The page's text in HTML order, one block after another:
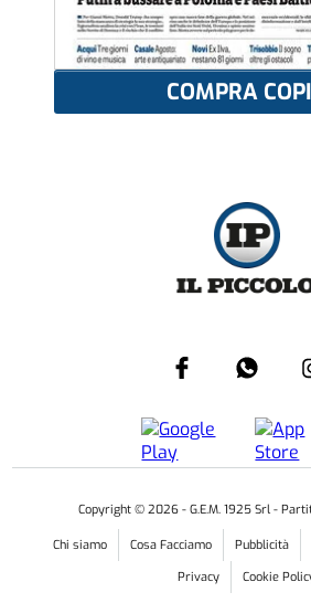
COMPRA
Copyright © 2026 - G.E.M. 1925 Srl -
Chi siamo Cosa Facciamo Pubblicità
Privacy
Cookie